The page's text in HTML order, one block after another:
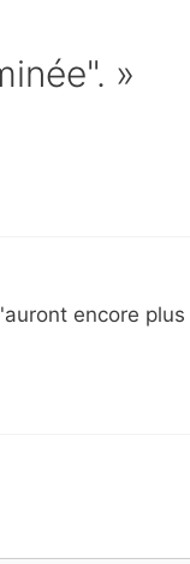
»
encore plus